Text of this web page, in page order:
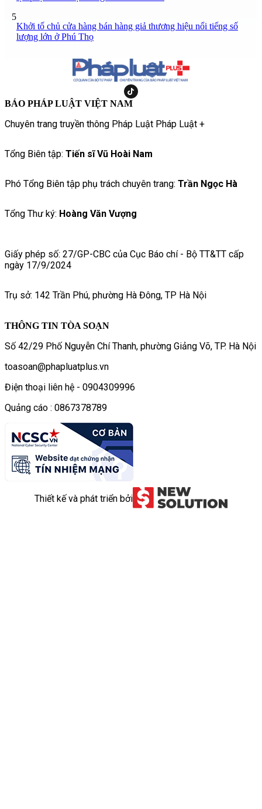
5
Khởi tố chủ cửa hàng bán hàng giả thương hiệu nổi tiếng số
lượng lớn ở Phú Thọ
BÁO PHÁP LUẬT VIỆT NAM
Chuyên trang truyền thông Pháp Luật Pháp Luật +
Tổng Biên tập: Tiến sĩ Vũ Hoài Nam
Phó Tổng Biên tập phụ trách chuyên trang: Trần Ngọc Hà
Tổng Thư ký: Hoàng Văn Vượng
Giấy phép số: 27/GP-CBC của Cục Báo chí - Bộ TT&TT cấp
ngày 17/9/2024
Trụ sở: 142 Trần Phú, phường Hà Đông, TP Hà Nội
THÔNG TIN TÒA SOẠN
Số 42/29 Phố Nguyễn Chí Thanh, phường Giảng Võ, TP. Hà Nội
toasoan@phapluatplus.vn
Điện thoại liên hệ - 0904309996
Quảng cáo : 0867378789
Thiết kế và phát triển bởi